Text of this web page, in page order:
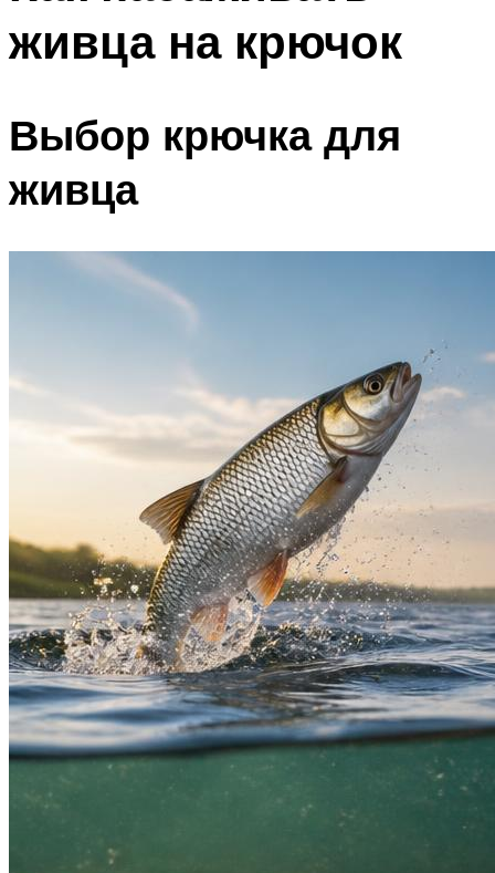
живца на крючок
Выбор крючка для
живца